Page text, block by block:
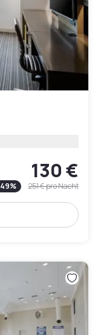
130 €
49% 251 €pro Nacht